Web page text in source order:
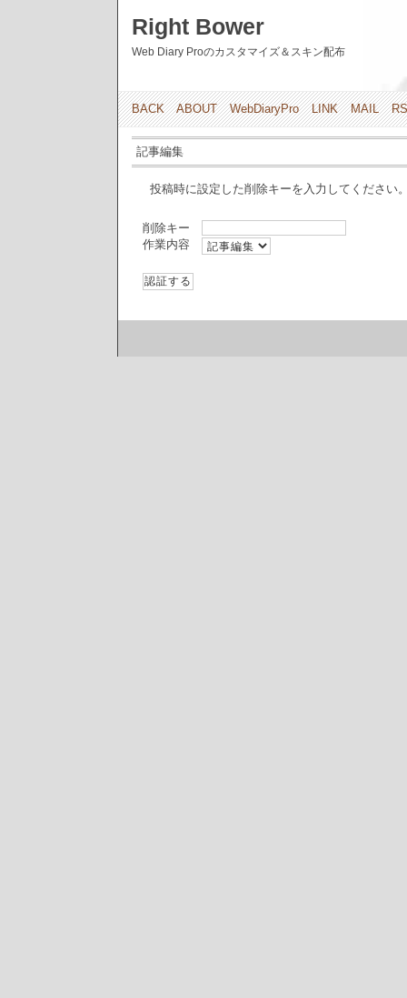
Right Bower
Web Diary Proのカスタマイズ＆スキン配布
BACK ABOUT WebDiaryPro LINK MAIL
記事編集
投稿時に設定した削除キーを入力してください
削除キー
作業内容